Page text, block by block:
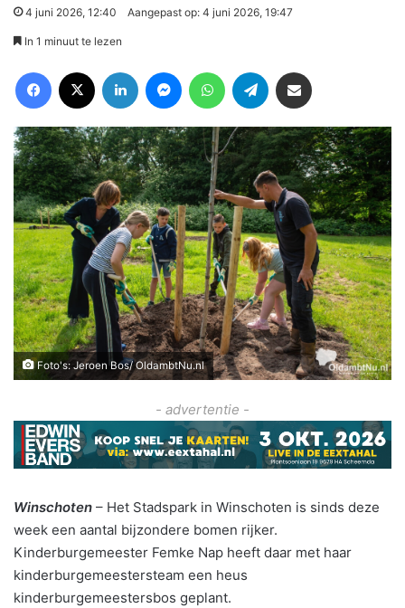
4 juni 2026, 12:40 Aangepast op: 4 juni 2026, 19:47
In 1 minuut te lezen
Foto's: Jeroen Bos/ OldambtNu.nl
- advertentie -
Winschoten – Het Stadspark in Winschoten is sinds deze
week een aantal bijzondere bomen rijker.
Kinderburgemeester Femke Nap heeft daar met haar
kinderburgemeestersteam een heus
kinderburgemeestersbos geplant.